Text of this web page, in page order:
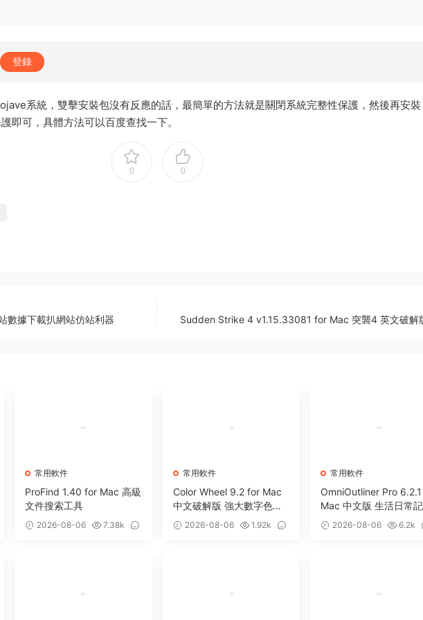
登錄
系統，雙擊安裝包沒有反應的話，最簡單的方法就是關閉系統完整性保護，然後再安
即可，具體方法可以百度查找一下。
0 0
數據下載扒網站仿站利器 Sudden Strike 4 v1.15.33081 for Mac 突襲4 英文破解
常用軟件
ProFind 1.40 for Mac 高級
文件搜索工具
2026-08-06
7.38k
常用軟件
Color Wheel 9.2 for Mac
中文破解版 強大數字色輪
工具2026-08-06
1.92k
常用軟件
OmniOutliner Pro
Mac 中文版 生活日常記
軟件2026-08-06
6.2k